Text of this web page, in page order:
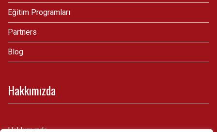
Eğitim Programları
Partners
Blog
Hakkımızda